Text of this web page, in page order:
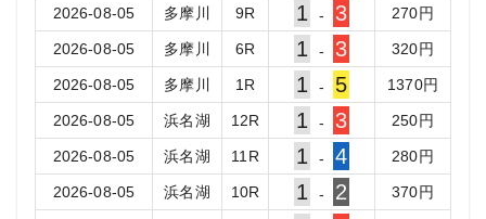
2026-08-05 多摩川 9R 1 - 3 270円
2026-08-05 多摩川 6R 1 - 3 320円
2026-08-05 多摩川 1 R 1 - 5 1370円
2026-08-05 浜名湖 12R 1 - 3 250円
2026-08-05 浜名湖 11 R 1 - 4 280円
2026-08-05 浜名湖 10R 1 - 2 370円